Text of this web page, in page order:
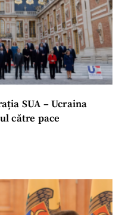
SUA – Ucraina
către pace